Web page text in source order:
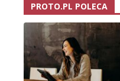
PROTO.PL POLECA